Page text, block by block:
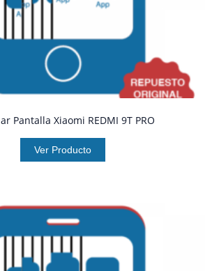
Pantalla Xiaomi REDMI 9T PRO
Ver Producto